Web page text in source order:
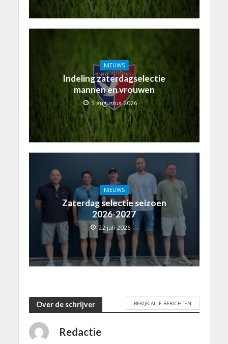
NIEUWS
Indeling zaterdagselectie
mannen en vrouwen
5 augustus 2026
NIEUWS
Zaterdag selectie seizoen
2026-2027
22 juli 2026
Over de schrijver BEKIJK ALLE BERICHTEN
Redactie